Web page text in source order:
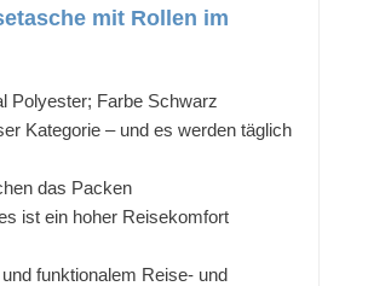
mit Rollen im
Polyester; Farbe Schwarz
Kategorie – und es werden täglich
das Packen
ist ein hoher Reisekomfort
funktionalem Reise- und